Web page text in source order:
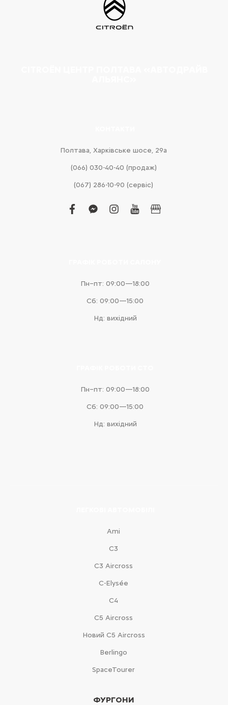
Полтава, Харківське шосе, 29а
(066) 030-40-40 (продаж)
(067) 286-10-90 (сервіс)
facebook
facebook-
instagram
youtubebusiness
Пн–пт: 09:00—18:00
Сб: 09:00—15:00
Нд: вихідний
Пн–пт: 09:00—18:00
Сб: 09:00—15:00
Нд: вихідний
Ami
С3
С3 Aircross
C-Elysée
С4
С5 Aircross
Новий С5 Aircross
Berlingo
SpaceTourer
ФУРГОНИ